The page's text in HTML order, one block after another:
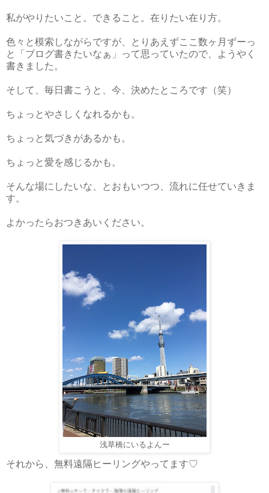
私がやりたいこと。できること。在りたい在り方。
色々と模索しながらですが、とりあえずここ数ヶ月ずーっ
と「ブログ書きたいなぁ」って思っていたので、ようやく
書きました。
そして、毎日書こうと、今、決めたところです（笑）
ちょっとやさしくなれるかも。
ちょっと気づきがあるかも。
ちょっと愛を感じるかも。
そんな場にしたいな、とおもいつつ、流れに任せていきま
す。
よかったらおつきあいください。
浅草橋にいるよんー
それから、無料遠隔ヒーリングやってます♡